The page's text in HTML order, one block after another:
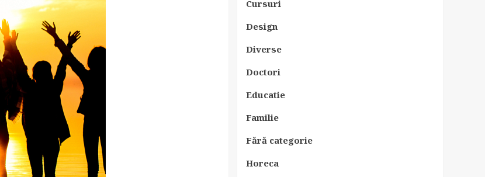
Cursuri
Design
Diverse
Doctori
Educatie
Familie
Fără categorie
Horeca